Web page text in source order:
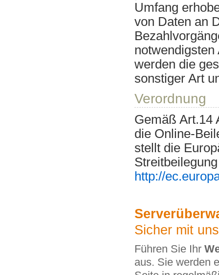
Umfang
von Daten an
werden die
sonstiger Art
Verordnung
Gemäß Art.14
die Online-
stellt die
http://
Sicher mit
Führen Sie Ihr
aus. Sie werden